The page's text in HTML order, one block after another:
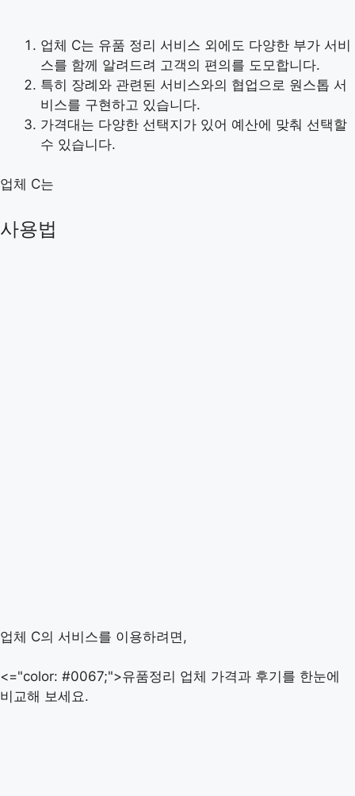
업체 C는 유품 정리 서비스 외에도 다양한 부가 서비
스를 함께 알려드려 고객의 편의를 도모합니다.
특히 장례와 관련된 서비스와의 협업으로 원스톱 서
비스를 구현하고 있습니다.
가격대는 다양한 선택지가 있어 예산에 맞춰 선택할
수 있습니다.
업체 C는
사용법
업체 C의 서비스를 이용하려면,
<="color: #0067;">유품정리 업체 가격과 후기를 한눈에
비교해 보세요.